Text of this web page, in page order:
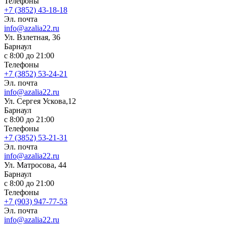
+7 (3852) 43-18-18
Эл. почта
info@azalia22.ru
Ул. Взлетная, 36
Барнаул
с 8:00 до 21:00
Телефоны
+7 (3852) 53-24-21
Эл. почта
info@azalia22.ru
Ул. Сергея Ускова,12
Барнаул
с 8:00 до 21:00
Телефоны
+7 (3852) 53-21-31
Эл. почта
info@azalia22.ru
Ул. Матросова, 44
Барнаул
с 8:00 до 21:00
Телефоны
+7 (903) 947-77-53
Эл. почта
info@azalia22.ru